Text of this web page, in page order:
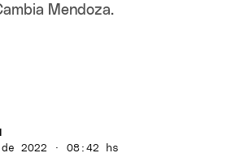
Mendoza.
de 2022 · 08:42 hs